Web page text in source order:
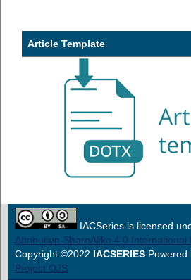
Article Template
IACSeries is licensed
Attribution-ShareAlike 4.0 International
Copyright ©2022 IACSERIES Powered
Project OJS